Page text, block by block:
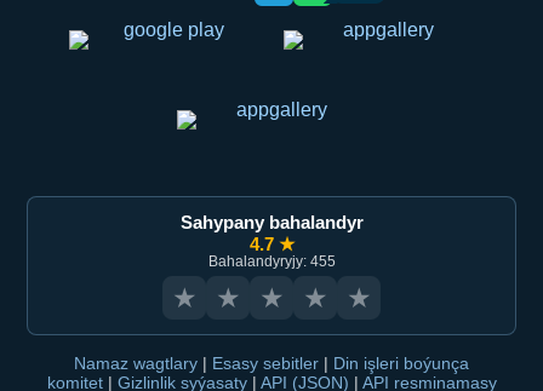
Sahypany bahalandyr
4.7 ★
Bahalandyryjy: 455
★ ★ ★ ★ ★
Namaz wagtlary | Esasy sebitler | Din işleri boýunça
komitet | Gizlinlik syýasaty | API (JSON) | API resminamasy